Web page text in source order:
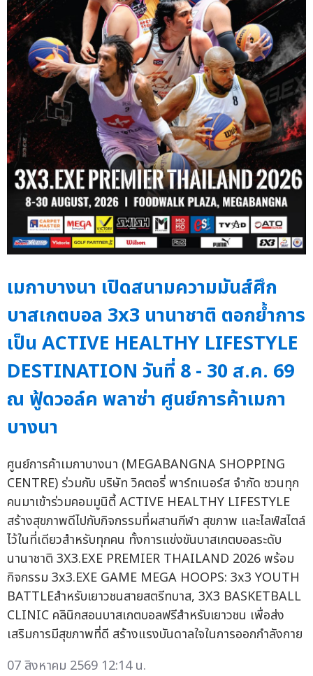
เมกาบางนา เปิดสนามความมันส์ศึก
บาสเกตบอล 3x3 นานาชาติ ตอกย้ำการ
เป็น ACTIVE HEALTHY LIFESTYLE
DESTINATION วันที่ 8 - 30 ส.ค. 69
ณ ฟู้ดวอล์ค พลาซ่า ศูนย์การค้าเมกา
บางนา
ศูนย์การค้าเมกาบางนา (MEGABANGNA SHOPPING
CENTRE) ร่วมกับ บริษัท วิคตอรี่ พาร์ทเนอร์ส จำกัด ชวนทุก
คนมาเข้าร่วมคอมมูนิตี้ ACTIVE HEALTHY LIFESTYLE
สร้างสุขภาพดีไปกับกิจกรรมที่ผสานกีฬา สุขภาพ และไลฟ์สไตล์
ไว้ในที่เดียวสำหรับทุกคน ทั้งการแข่งขันบาสเกตบอลระดับ
นานาชาติ 3X3.EXE PREMIER THAILAND 2026 พร้อม
กิจกรรม 3x3.EXE GAME MEGA HOOPS: 3x3 YOUTH
BATTLEสำหรับเยาวชนสายสตรีทบาส, 3X3 BASKETBALL
CLINIC คลินิกสอนบาสเกตบอลฟรีสำหรับเยาวชน เพื่อส่ง
เสริมการมีสุขภาพที่ดี สร้างแรงบันดาลใจในการออกกำลังกาย
07 สิงหาคม 2569 12:14 น.